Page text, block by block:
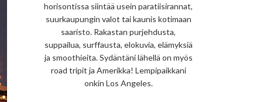
horisontissa siintää usein paratiisirannat,
suurkaupungin valot tai kaunis kotimaan
saaristo. Rakastan purjehdusta,
suppailua, surffausta, elokuvia, elämyksiä
ja smoothieita. Sydäntäni lähellä on myös
road tripit ja Amerikka! Lempipaikkani
onkin Los Angeles.